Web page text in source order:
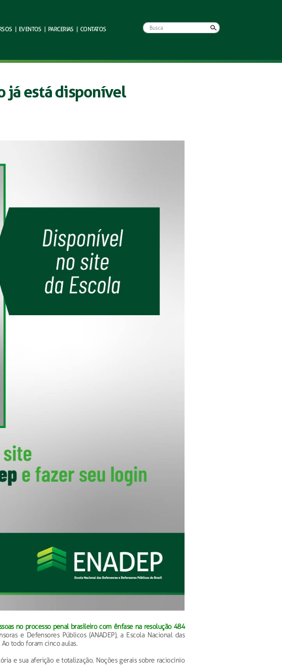
| EVENTOS | PARCERIAS | CONTATOS
já está disponível
no processo penal brasileiro com ênfase na resolução 484
e Defensores Públicos (ANADEP), a Escola Nacional das
Ao todo foram cinco aulas.
e sua aferição e totalização. Noções gerais sobre raciocínio